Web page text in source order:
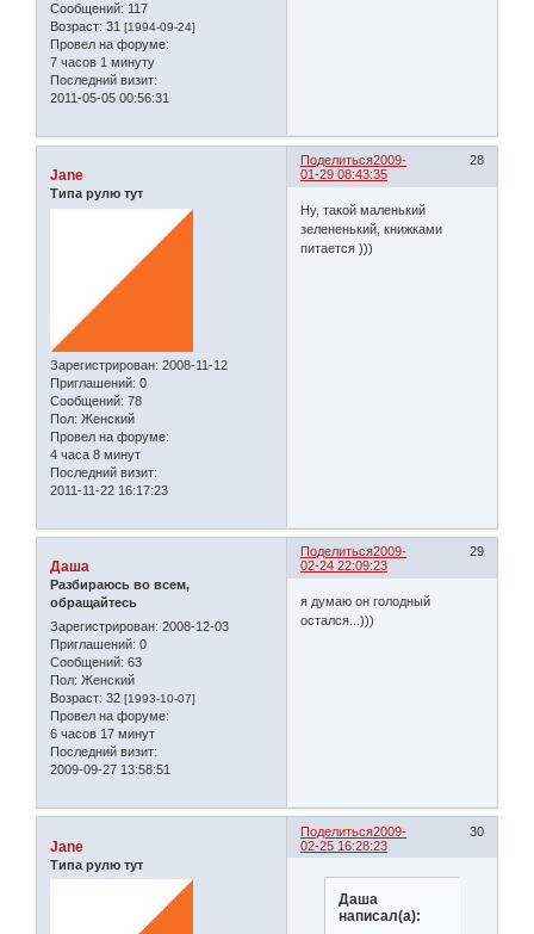
Сообщений: 117
Возраст: 31 [1994-09-24]
Провел на форуме:
7 часов 1 минуту
Последний визит:
2011-05-05 00:56:31
Поделиться 28
2009-
01-29 08:43:35
Jane
Типа рулю тут
Зарегистрирован: 2008-11-12
Приглашений: 0
Сообщений: 78
Пол: Женский
Провел на форуме:
4 часа 8 минут
Последний визит:
2011-11-22 16:17:23
Ну, такой маленький
зелененький, книжками
питается )))
Поделиться 29
2009-
02-24 22:09:23
Даша
Разбираюсь во всем,
обращайтесь
Зарегистрирован: 2008-12-03
Приглашений: 0
Сообщений: 63
Пол: Женский
Возраст: 32 [1993-10-07]
Провел на форуме:
6 часов 17 минут
Последний визит:
2009-09-27 13:58:51
я думаю он голодный
остался...)))
Поделиться 30
2009-
02-25 16:28:23
Jane
Типа рулю тут
Даша
написал(а):